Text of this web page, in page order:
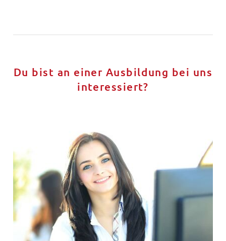
Du bist an einer Ausbildung bei uns
interessiert?